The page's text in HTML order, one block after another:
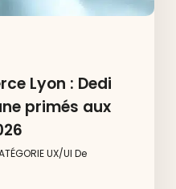
Lyon : Dedi
primés aux
UX/UI De